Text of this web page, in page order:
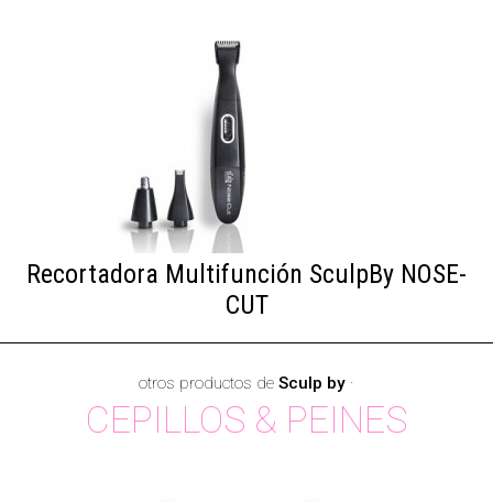
Recortadora Multifunción SculpBy NOSE-
CUT
otros productos de Sculp by ·
CEPILLOS & PEINES